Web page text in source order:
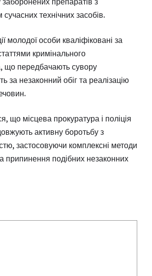
технічних засобів.
молодої особи кваліфіковані за
кримінального
що передбачають сувору
за незаконний обіг та реалізацію
що місцева прокуратура і поліція
активну боротьбу з
застосовуючи комплексні методи
припинення подібних незаконних